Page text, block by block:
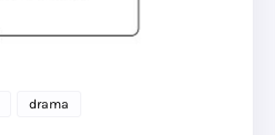
drama